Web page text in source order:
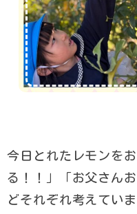
今日とれたレモンを
る！！」「お父さん
どそれぞれ考えていま